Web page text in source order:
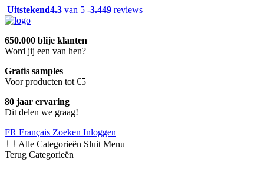
Uitstekend4.3 van 5 -3.449 reviews
650.000 blije klanten
Word jij een van hen?
Gratis samples
Voor producten tot €5
80 jaar ervaring
Dit delen we graag!
FR Français Zoeken Inloggen
Alle Categorieën Sluit Menu
Terug Categorieën